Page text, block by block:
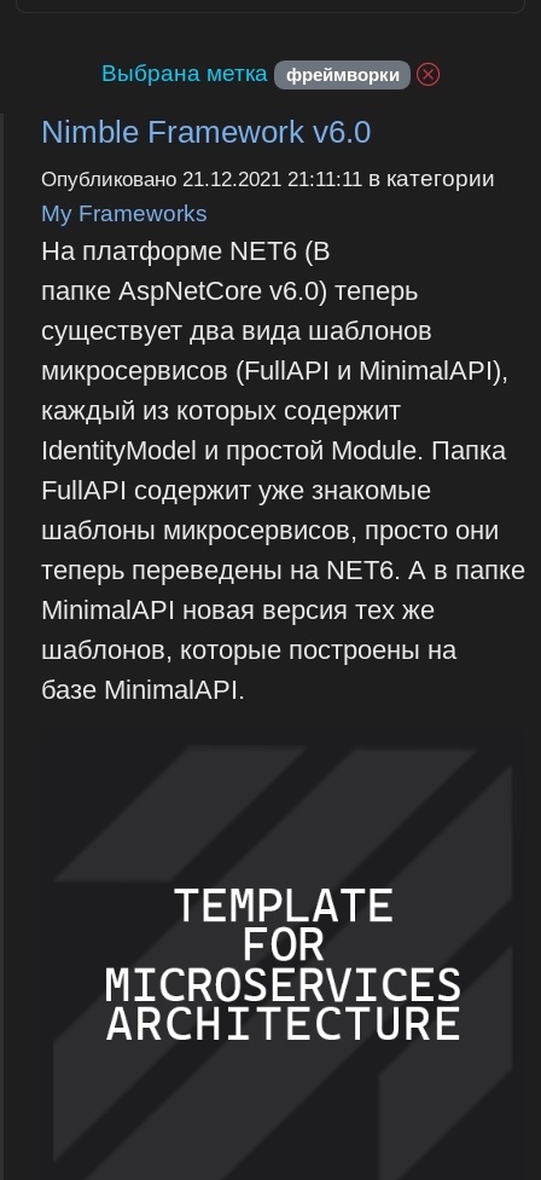
Выбрана метка фреймворки
Nimble Framework v6.0
Опубликовано 21.12.2021 21:11:11в категории
My Frameworks
На платформе NET6 (В
папке AspNetCore v6.0) теперь
существует два вида шаблонов
микросервисов (FullAPI и MinimalAPI),
каждый из которых содержит
IdentityModel и простой Module. Папка
FullAPI содержит уже знакомые
шаблоны микросервисов, просто они
теперь переведены на NET6. А в папке
MinimalAPI новая версия тех же
шаблонов, которые построены на
базе MinimalAPI.